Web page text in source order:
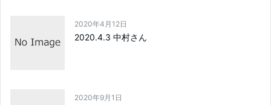
2020年4月12日
2020.4.3 中村さん
2020年9月1日